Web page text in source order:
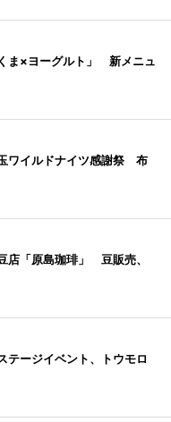
ま×ヨーグルト」 新メニュ
ワイルドナイツ感謝祭 布
店「原島珈琲」 豆販売、
ージイベント、トウモロ